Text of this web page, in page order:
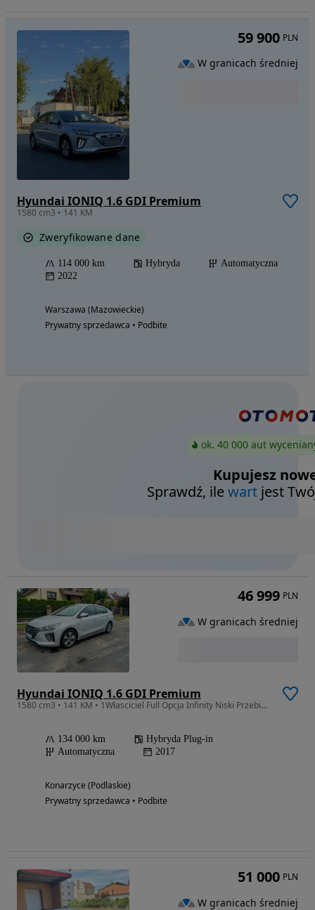
Hyundai IONIQ 1.6 GDI Premium
1580 cm3 • 141 KM
Zweryfikowane dane
114 000 km Hybryda
Automatyczna
2022
Warszawa (Mazowieckie)
Prywatny sprzedawca • Podbite
59 900 PLN
W granicach średniej
ok. 40 000 aut
Kupujesz
Sprawdź, ilewart jest
Hyundai IONIQ 1.6 GDI Premium
1580 cm3 • 141 KM • 1Własciciel Full Opcja Infinity Niski Przebieg Opłacony zarejestr
134 000 km
Hybryda Plug-in
Automatyczna
2017
Konarzyce (Podlaskie)
Prywatny sprzedawca • Podbite
46 999 PLN
W granicach średniej
51 000 PLN
W granicach średniej